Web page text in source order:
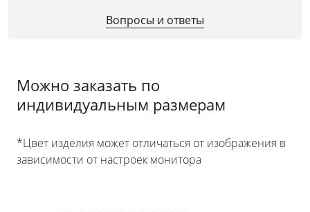
Вопросы и ответы
Можно заказать по
индивидуальным размерам
*Цвет изделия может отличаться от изображения в
зависимости от настроек монитора